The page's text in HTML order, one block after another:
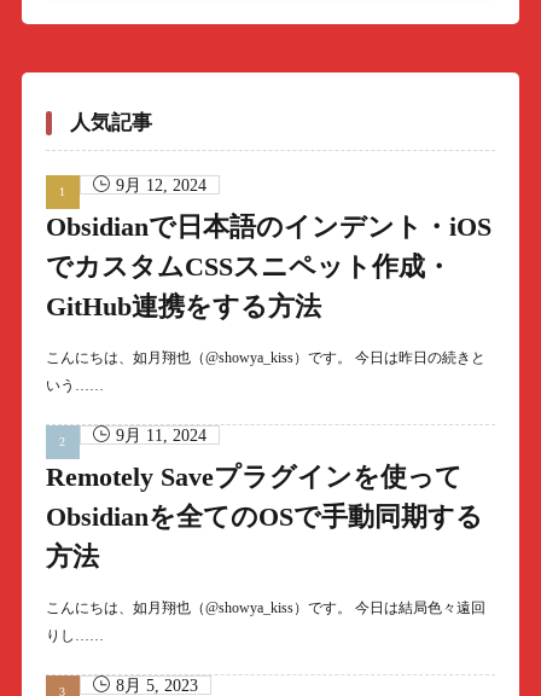
人気記事
9月 12, 2024
Obsidianで日本語のインデント・iOS
でカスタムCSSスニペット作成・
GitHub連携をする方法
こんにちは、如月翔也（@showya_kiss）です。 今日は昨日の続きと
いう……
9月 11, 2024
Remotely Saveプラグインを使って
Obsidianを全てのOSで手動同期する
方法
こんにちは、如月翔也（@showya_kiss）です。 今日は結局色々遠回
りし……
8月 5, 2023